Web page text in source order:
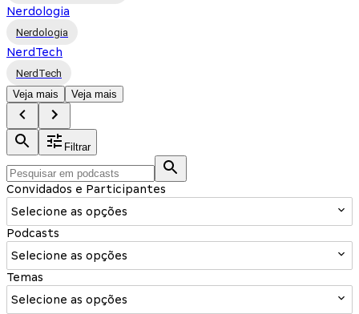
Nerdologia
Nerdologia
NerdTech
NerdTech
Veja mais
Veja mais
Filtrar
Convidados e Participantes
Selecione as opções
Podcasts
Selecione as opções
Temas
Selecione as opções